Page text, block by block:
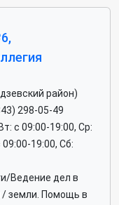
район)
298-05-49
c 09:00-19:00, Ср:
19:00, Сб:
Ведение дел в
земли. Помощь в